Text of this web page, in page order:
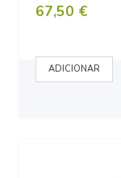
67,50 €